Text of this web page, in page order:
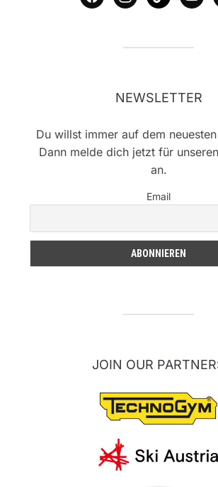
NEWSLETTER
Du willst immer auf dem
Dann melde dich jetzt für
an.
Email
JOIN OUR